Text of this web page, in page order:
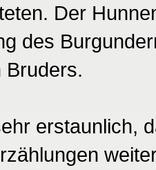
Der
des
Bruders.
erstaunlich,